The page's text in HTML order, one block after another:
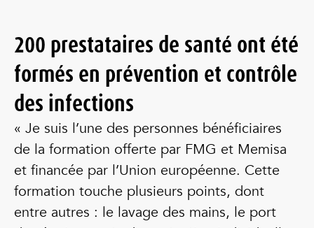
200 prestataires de santé ont été
formés en prévention et contrôle
des infections
« Je suis l’une des personnes bénéficiaires
de la formation offerte par FMG et Memisa
et financée par l’Union européenne. Cette
formation touche plusieurs points, dont
entre autres : le lavage des mains, le port